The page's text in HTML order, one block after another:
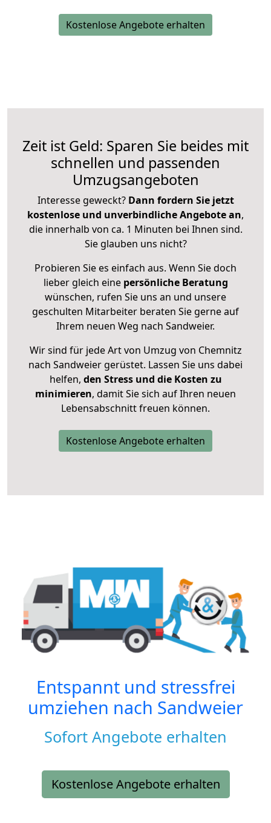
Kostenlose Angebote erhalten
Zeit ist Geld: Sparen Sie beides mit
schnellen und passenden
Umzugsangeboten
Interesse geweckt? Dann fordern Sie jetzt
kostenlose und unverbindliche Angebote an,
die innerhalb von ca. 1 Minuten bei Ihnen sind.
Sie glauben uns nicht?
Probieren Sie es einfach aus. Wenn Sie doch
lieber gleich eine persönliche Beratung
wünschen, rufen Sie uns an und unsere
geschulten Mitarbeiter beraten Sie gerne auf
Ihrem neuen Weg nach Sandweier.
Wir sind für jede Art von Umzug von Chemnitz
nach Sandweier gerüstet. Lassen Sie uns dabei
helfen, den Stress und die Kosten zu
minimieren, damit Sie sich auf Ihren neuen
Lebensabschnitt freuen können.
Kostenlose Angebote erhalten
Entspannt und stressfrei
umziehen nach Sandweier
Sofort Angebote erhalten
Kostenlose Angebote erhalten